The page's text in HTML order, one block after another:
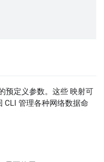
预定义参数。这些 映射可
CLI 管理各种网络数据命